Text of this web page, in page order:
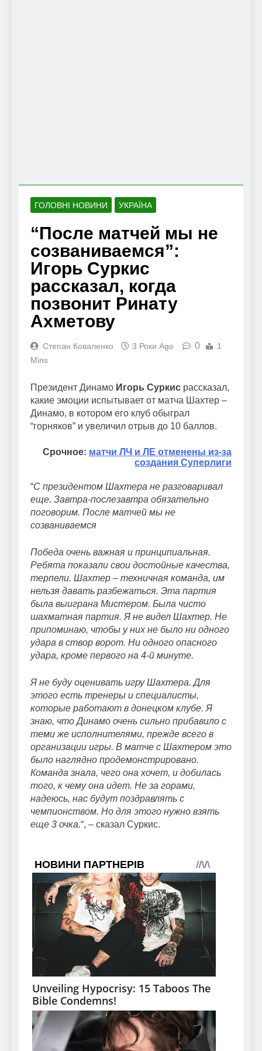
ГОЛОВНІ НОВИНИ УКРАЇНА
“После матчей мы не
созваниваемся”:
Игорь Суркис
рассказал, когда
позвонит Ринату
Ахметову
Степан Коваленко 3 Роки Ago 0
1
Mins
Президент Динамо Игорь Суркис рассказал,
какие эмоции испытывает от матча Шахтер –
Динамо, в котором его клуб обыграл
“горняков” и увеличил отрыв до 10 баллов.
Срочное: матчи ЛЧ и ЛЕ отменены из-за
создания Суперлиги
“С президентом Шахтера не разговаривал
еще. Завтра-послезавтра обязательно
поговорим. После матчей мы не
созваниваемся
Победа очень важная и принципиальная.
Ребята показали свои достойные качества,
терпели. Шахтер – техничная команда, им
нельзя давать разбежаться. Эта партия
была выиграна Мистером. Была чисто
шахматная партия. Я не видел Шахтер. Не
припоминаю, чтобы у них не было ни одного
удара в створ ворот. Ни одного опасного
удара, кроме первого на 4-й минуте.
Я не буду оценивать игру Шахтера. Для
этого есть тренеры и специалисты,
которые работают в донецком клубе. Я
знаю, что Динамо очень сильно прибавило с
теми же исполнителями, прежде всего в
организации игры. В матче с Шахтером это
было наглядно продемонстрировано.
Команда знала, чего она хочет, и добилась
того, к чему она идет. Не за горами,
надеюсь, нас будут поздравлять с
чемпионством. Но для этого нужно взять
еще 3 очка.“, – сказал Суркис.